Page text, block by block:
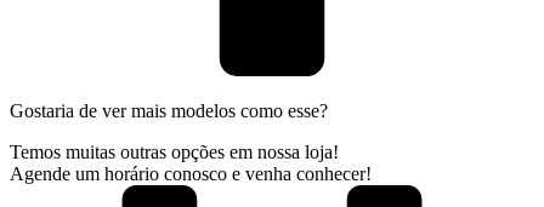
Gostaria de ver mais modelos como esse?
Temos muitas outras opções em nossa loja!
Agende um horário conosco e venha conhecer!